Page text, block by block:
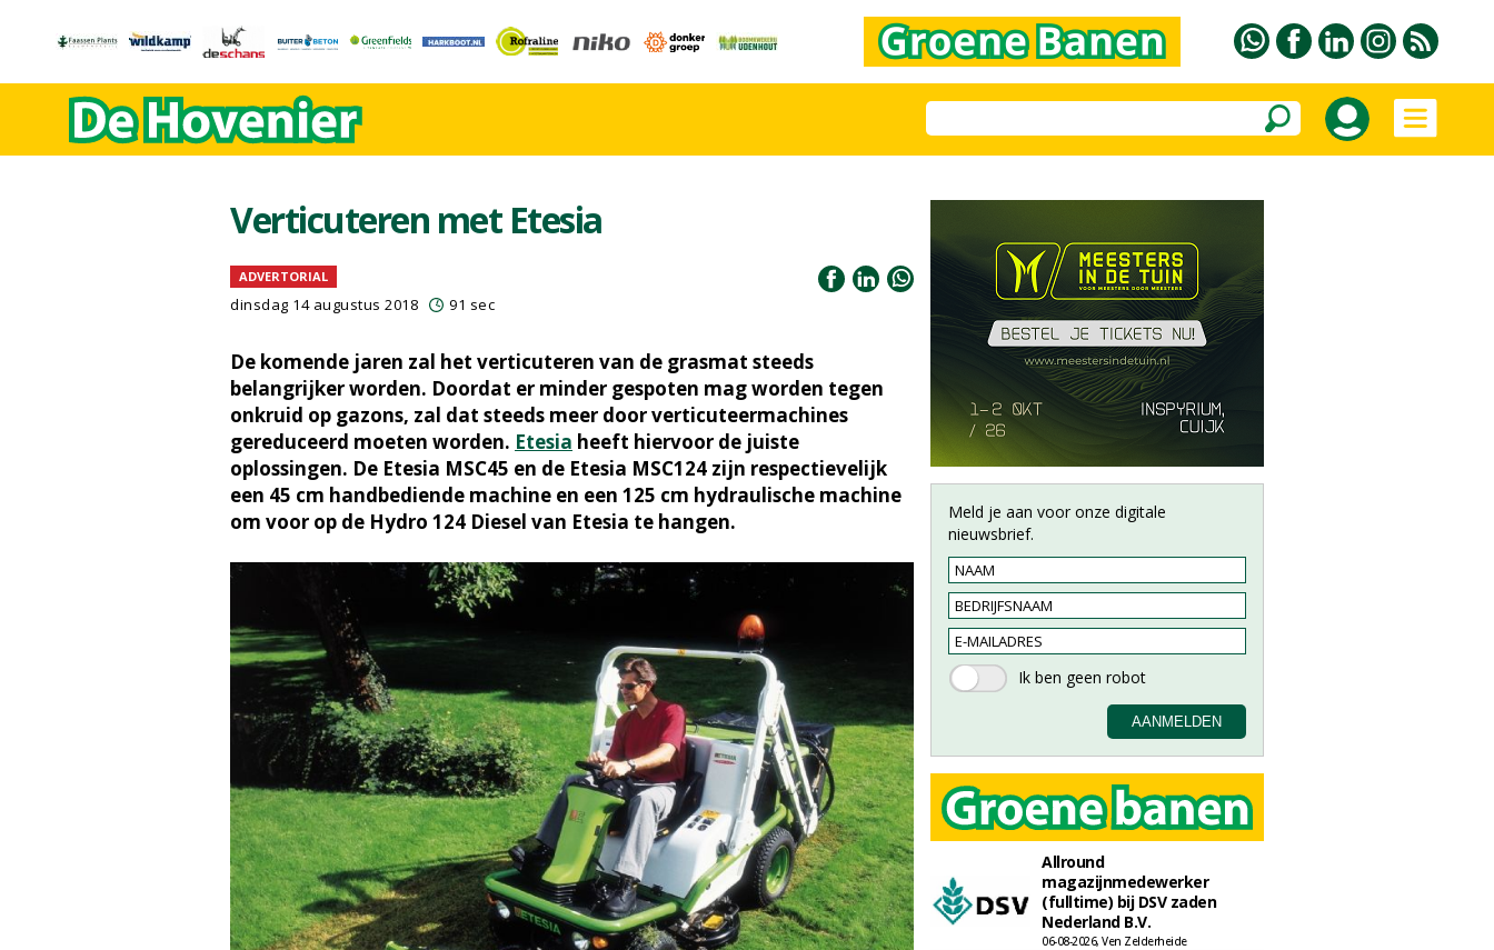
Verticuteren met Etesia
ADVERTORIAL
dinsdag 14 augustus 2018 91 sec
De komende jaren zal het verticuteren van de grasmat steeds
belangrijker worden. Doordat er minder gespoten mag worden tegen
onkruid op gazons, zal dat steeds meer door verticuteermachines
gereduceerd moeten worden. Etesia heeft hiervoor de juiste
oplossingen. De Etesia MSC45 en de Etesia MSC124 zijn respectievelijk
een 45 cm handbediende machine en een 125 cm hydraulische machine
om voor op de Hydro 124 Diesel van Etesia te hangen.
Meld je aan voor onze digitale
nieuwsbrief.
Allround
magazijnmedewerker
(fulltime) bij DSV zaden
Nederland B.V.
06-08-2026, Ven Zelderheide